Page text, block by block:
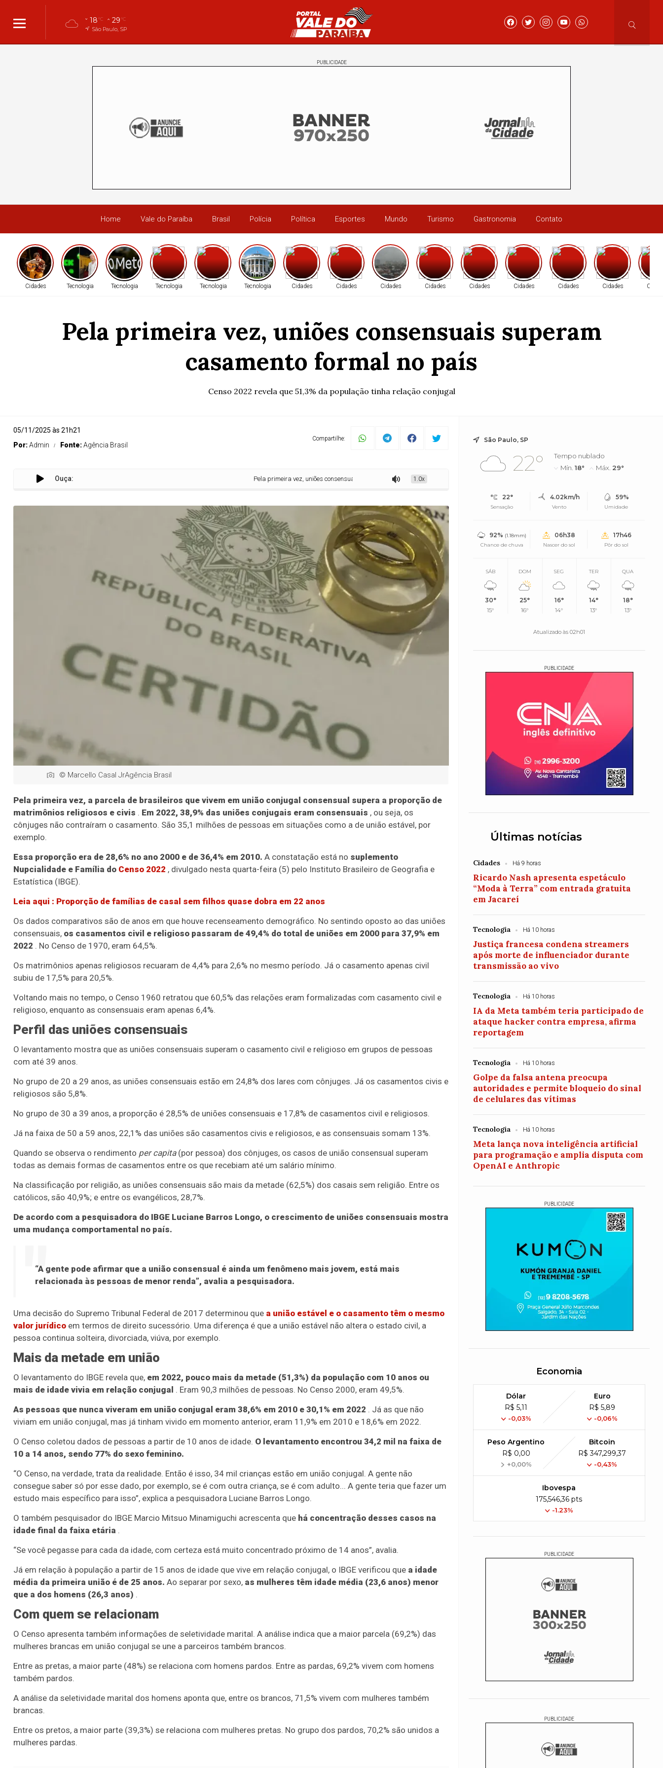
18°C 29°C
São Paulo, SP
PUBLICIDADE
Home Vale do Paraíba Brasil Polícia Política Esportes Mundo Turismo Gastronomia Contato
Cidades Tecnologia Tecnologia Tecnologia Tecnologia Tecnologia Cidades Cidades Cidades Cidades Cidades Cidades Cidades Cidades
Pela primeira vez, uniões consensuais superam
casamento formal no país
Censo 2022 revela que 51,3% da população tinha relação conjugal
05/11/2025 às 21h21
Por:Admin Fonte:Agência Brasil
Compartilhe:
Ouça: Pela primeira vez, uniões consensuais superam casamento formal no país
1.0x
© Marcello Casal JrAgência Brasil
Pela primeira vez, a parcela de brasileiros que vivem em união conjugal consensual supera a proporção de
matrimônios religiosos e civis . Em 2022, 38,9% das uniões conjugais eram consensuais , ou seja, os
cônjuges não contraíram o casamento. São 35,1 milhões de pessoas em situações como a de união estável, por
exemplo.
Essa proporção era de 28,6% no ano 2000 e de 36,4% em 2010. A constatação está no suplemento
Nupcialidade e Família do Censo 2022 , divulgado nesta quarta-feira (5) pelo Instituto Brasileiro de Geografia e
Estatística (IBGE).
Leia aqui : Proporção de famílias de casal sem filhos quase dobra em 22 anos
Os dados comparativos são de anos em que houve recenseamento demográfico. No sentindo oposto ao das uniões
consensuais, os casamentos civil e religioso passaram de 49,4% do total de uniões em 2000 para 37,9% em
2022 . No Censo de 1970, eram 64,5%.
Os matrimônios apenas religiosos recuaram de 4,4% para 2,6% no mesmo período. Já o casamento apenas civil
subiu de 17,5% para 20,5%.
Voltando mais no tempo, o Censo 1960 retratou que 60,5% das relações eram formalizadas com casamento civil e
religioso, enquanto as consensuais eram apenas 6,4%.
Perfil das uniões consensuais
O levantamento mostra que as uniões consensuais superam o casamento civil e religioso em grupos de pessoas
com até 39 anos.
No grupo de 20 a 29 anos, as uniões consensuais estão em 24,8% dos lares com cônjuges. Já os casamentos civis e
religiosos são 5,8%.
No grupo de 30 a 39 anos, a proporção é 28,5% de uniões consensuais e 17,8% de casamentos civil e religiosos.
Já na faixa de 50 a 59 anos, 22,1% das uniões são casamentos civis e religiosos, e as consensuais somam 13%.
Quando se observa o rendimento per capita(por pessoa) dos cônjuges, os casos de união consensual superam
todas as demais formas de casamentos entre os que recebiam até um salário mínimo.
Na classificação por religião, as uniões consensuais são mais da metade (62,5%) dos casais sem religião. Entre os
católicos, são 40,9%; e entre os evangélicos, 28,7%.
De acordo com a pesquisadora do IBGE Luciane Barros Longo, o crescimento de uniões consensuais mostra
uma mudança comportamental no país.
“A gente pode afirmar que a união consensual é ainda um fenômeno mais jovem, está mais
relacionada às pessoas de menor renda”, avalia a pesquisadora.
Uma decisão do Supremo Tribunal Federal de 2017 determinou que a união estável e o casamento têm o mesmo
valor jurídico em termos de direito sucessório. Uma diferença é que a união estável não altera o estado civil, a
pessoa continua solteira, divorciada, viúva, por exemplo.
Mais da metade em união
O levantamento do IBGE revela que, em 2022, pouco mais da metade (51,3%) da população com 10 anos ou
mais de idade vivia em relação conjugal . Eram 90,3 milhões de pessoas. No Censo 2000, eram 49,5%.
As pessoas que nunca viveram em união conjugal eram 38,6% em 2010 e 30,1% em 2022 . Já as que não
viviam em união conjugal, mas já tinham vivido em momento anterior, eram 11,9% em 2010 e 18,6% em 2022.
O Censo coletou dados de pessoas a partir de 10 anos de idade. O levantamento encontrou 34,2 mil na faixa de
10 a 14 anos, sendo 77% do sexo feminino.
“O Censo, na verdade, trata da realidade. Então é isso, 34 mil crianças estão em união conjugal. A gente não
consegue saber só por esse dado, por exemplo, se é com outra criança, se é com adulto... A gente teria que fazer um
estudo mais específico para isso”, explica a pesquisadora Luciane Barros Longo.
O também pesquisador do IBGE Marcio Mitsuo Minamiguchi acrescenta que há concentração desses casos na
idade final da faixa etária .
“Se você pegasse para cada da idade, com certeza está muito concentrado próximo de 14 anos”, avalia.
Já em relação à população a partir de 15 anos de idade que vive em relação conjugal, o IBGE verificou que a idade
média da primeira união é de 25 anos. Ao separar por sexo, as mulheres têm idade média (23,6 anos) menor
que a dos homens (26,3 anos) .
Com quem se relacionam
O Censo apresenta também informações de seletividade marital. A análise indica que a maior parcela (69,2%) das
mulheres brancas em união conjugal se une a parceiros também brancos.
Entre as pretas, a maior parte (48%) se relaciona com homens pardos. Entre as pardas, 69,2% vivem com homens
também pardos.
A análise da seletividade marital dos homens aponta que, entre os brancos, 71,5% vivem com mulheres também
brancas.
Entre os pretos, a maior parte (39,3%) se relaciona com mulheres pretas. No grupo dos pardos, 70,2% são unidos a
mulheres pardas.
São Paulo, SP
22°
Tempo nublado
Mín.18° Máx. 29°
22°
Sensação
4.02km/h
Vento
59%
Umidade
92% (1.18mm)
Chance de chuva
06h38
Nascer do sol
17h46
Pôr do sol
SÁB
30°
15°
DOM
25°
16°
SEG
16°
14°
TER
14°
13°
QUA
18°
13°
Atualizado às 02h01
PUBLICIDADE
Últimas notícias
Cidades Há 9 horas
Ricardo Nash apresenta espetáculo
“Moda à Terra” com entrada gratuita
em Jacareí
Tecnologia Há 10 horas
Justiça francesa condena streamers
após morte de influenciador durante
transmissão ao vivo
Tecnologia Há 10 horas
IA da Meta também teria participado de
ataque hacker contra empresa, afirma
reportagem
Tecnologia Há 10 horas
Golpe da falsa antena preocupa
autoridades e permite bloqueio do sinal
de celulares das vítimas
Tecnologia Há 10 horas
Meta lança nova inteligência artificial
para programação e amplia disputa com
OpenAI e Anthropic
PUBLICIDADE
Economia
Dólar
R$ 5,11
-0,03%
Euro
R$ 5,89
-0,06%
Peso Argentino
R$ 0,00
+0,00%
Bitcoin
R$ 347,299,37
-0,43%
Ibovespa
175,546,36 pts
-1.23%
PUBLICIDADE
PUBLICIDADE